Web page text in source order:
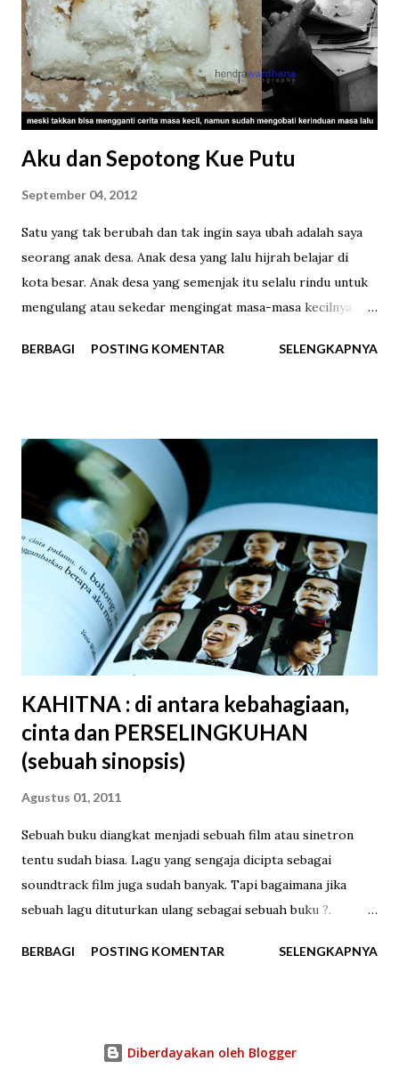
beratnya hanya 2,75 gram, sehingga totalnya 275 gram.
Milo Cube yang sedang digandrungi saat ini (dok. pri). "Milo
Kotak", begitu kira-kira terjemahan bebas Milo Cube (dok.
pri). Tiba saatnya unboxing . Milo Cube ini berupa bubu...
Aku dan Sepotong Kue Putu
September 04, 2012
Satu yang tak berubah dan tak ingin saya ubah adalah saya
seorang anak desa. Anak desa yang lalu hijrah belajar di
kota besar. Anak desa yang semenjak itu selalu rindu untuk
mengulang atau sekedar mengingat masa-masa kecilnya
sembunyi membuang makanan yang tak habis dimakan, ikut
putu. Dulu saya sangat suka meminta jajan kue putu. Pasti
banyak yang tahu seperti apa kue putu itu. Kue tradisional
terbuat dari beras dengan isian gula merah yang dibuat
dengan cara dipanaskan menggunakan uap panas, disajikan
dengan parutan kelapa dan kadang ditaburi gula pasir. Dulu
saya suka menanti pedagang kue putu lewat di depan
rumah, biasanya sore hari sampai jelang senja. Ia datang
dengan pikulan di pundak, pasti berat. Mendengar bunyi
tiupan uap panasnya dari jauh saya ...
BERBAGI POSTING KOMENTAR SELENGKAPNYA
KAHITNA : di antara kebahagiaan,
cinta dan PERSELINGKUHAN
(sebuah sinopsis)
Agustus 01, 2011
Sebuah buku diangkat menjadi sebuah film atau sinetron
tentu sudah biasa. Lagu yang sengaja dicipta sebagai
soundtrack film juga sudah banyak. Tapi bagaimana jika
sebuah lagu dituturkan ulang sebagai sebuah buku ?.
buku Gramedia, KAHITNA kembali menghadirkan karya
peringatan 25 tahun kiprah KAHITNA di blantika musik
BERBAGI POSTING KOMENTAR SELENGKAPNYA
Diberdayakan oleh Blogger